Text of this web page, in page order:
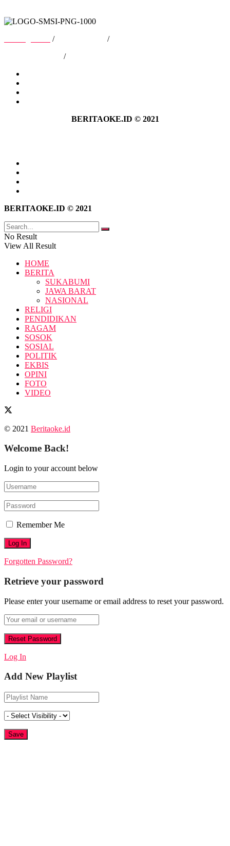
/
/
/
BERITAOKE.ID © 2021
BERITAOKE.ID © 2021
No Result
View All Result
HOME
BERITA
SUKABUMI
JAWA BARAT
NASIONAL
RELIGI
PENDIDIKAN
RAGAM
SOSOK
SOSIAL
POLITIK
EKBIS
OPINI
FOTO
VIDEO
© 2021 Beritaoke.id
Welcome Back!
Login to your account below
Remember Me
Forgotten Password?
Retrieve your password
Please enter your username or email address to reset your password.
Log In
Add New Playlist